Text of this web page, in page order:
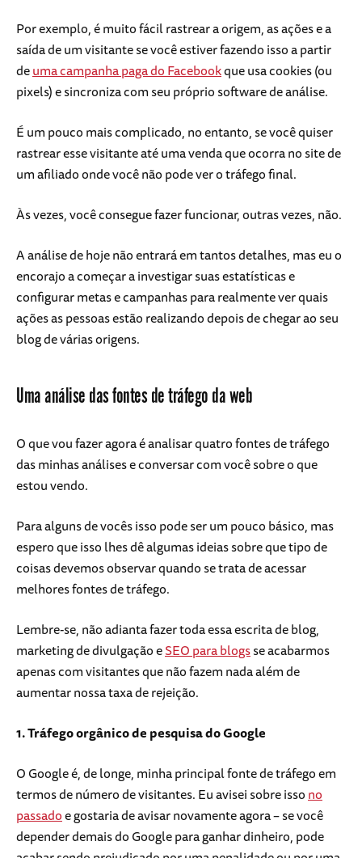
Por exemplo, é muito fácil rastrear a origem, as ações e a
saída de um visitante se você estiver fazendo isso a partir
deuma campanha paga do Facebookque usa cookies (ou
pixels) e sincroniza com seu próprio software de análise.
É um pouco mais complicado, no entanto, se você quiser
rastrear esse visitante até uma venda que ocorra no site de
um afiliado onde você não pode ver o tráfego final.
Às vezes, você consegue fazer funcionar, outras vezes, não.
A análise de hoje não entrará em tantos detalhes, mas eu o
encorajo a começar a investigar suas estatísticas e
configurar metas e campanhas para realmente ver quais
ações as pessoas estão realizando depois de chegar ao seu
blog de várias origens.
Uma análise das fontes de tráfego da web
O que vou fazer agora é analisar quatro fontes de tráfego
das minhas análises e conversar com você sobre o que
estou vendo.
Para alguns de vocês isso pode ser um pouco básico, mas
espero que isso lhes dê algumas ideias sobre que tipo de
coisas devemos observar quando se trata de acessar
melhores fontes de tráfego.
Lembre-se, não adianta fazer toda essa escrita de blog,
marketing de divulgação eSEO para blogsse acabarmos
apenas com visitantes que não fazem nada além de
aumentar nossa taxa de rejeição.
1. Tráfego orgânico de pesquisa do Google
O Google é, de longe, minha principal fonte de tráfego em
termos de número de visitantes. Eu avisei sobre issono
passadoe gostaria de avisar novamente agora – se você
depender demais do Google para ganhar dinheiro, pode